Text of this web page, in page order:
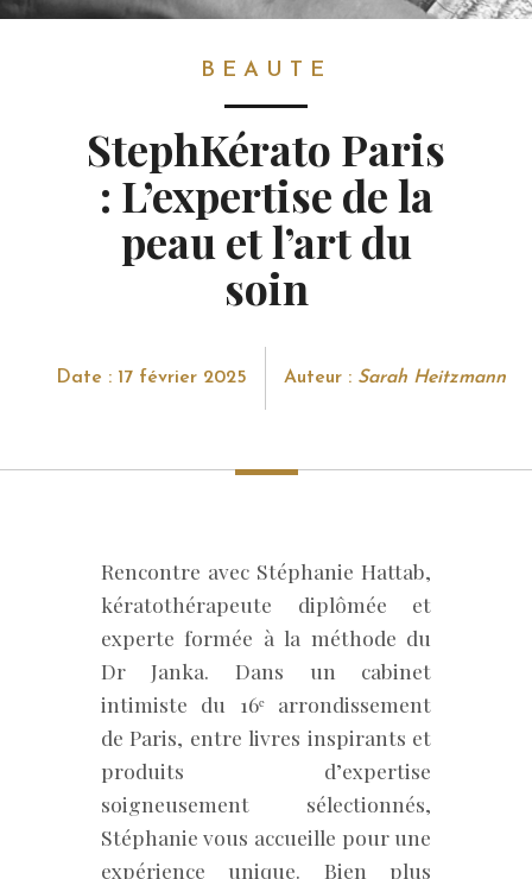
BEAUTE
StephKérato Paris
: L’expertise de la
peau et l’art du
soin
Date : 17 février 2025 Auteur : Sarah Heitzmann
Rencontre avec Stéphanie Hattab,
kératothérapeute diplômée et
experte formée à la méthode du
Dr Janka. Dans un cabinet
intimiste du 16ᵉ arrondissement
de Paris, entre livres inspirants et
produits d’expertise
soigneusement sélectionnés,
Stéphanie vous accueille pour une
expérience unique. Bien plus